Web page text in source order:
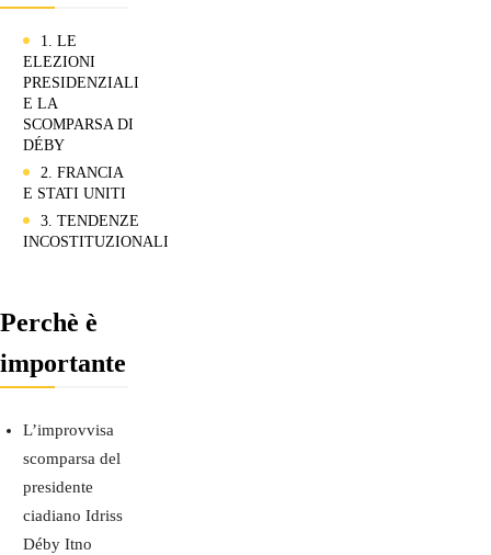
1. LE
ELEZIONI
PRESIDENZIALI
E LA
SCOMPARSA DI
DÉBY
2. FRANCIA
E STATI UNITI
3. TENDENZE
INCOSTITUZIONALI
Perchè è
importante
L’improvvisa
scomparsa del
presidente
ciadiano Idriss
Déby Itno